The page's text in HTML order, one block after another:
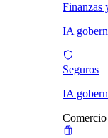
Finanzas
IA
Seguros
IA